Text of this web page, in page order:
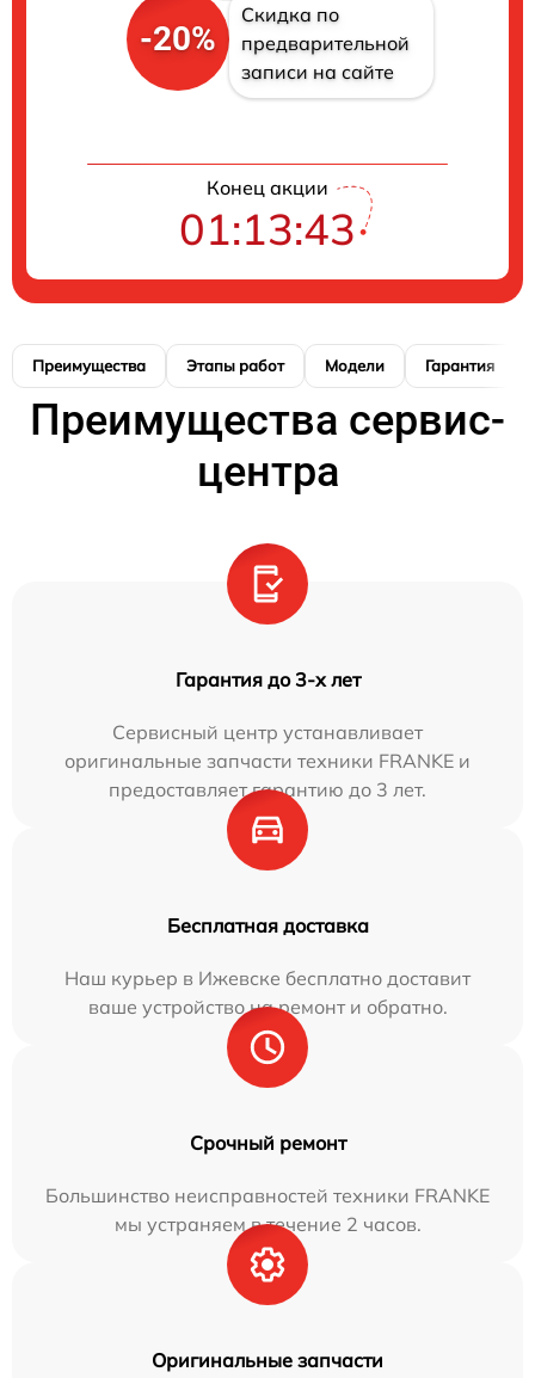
-20%
Скидка по
предварительной
записи на сайте
Конец акции
01:13:42
Преимущества Этапы работ Модели Гарантия
Преимущества сервис-
центра
Гарантия до 3-х лет
Сервисный центр устанавливает
оригинальные запчасти техники FRANKE и
предоставляет гарантию до 3 лет.
Бесплатная доставка
Наш курьер в Ижевске бесплатно доставит
ваше устройство на ремонт и обратно.
Срочный ремонт
Большинство неисправностей техники FRANKE
мы устраняем в течение 2 часов.
Оригинальные запчасти